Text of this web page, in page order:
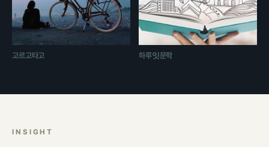
고르고타고 하루잇문학
INSIGHT